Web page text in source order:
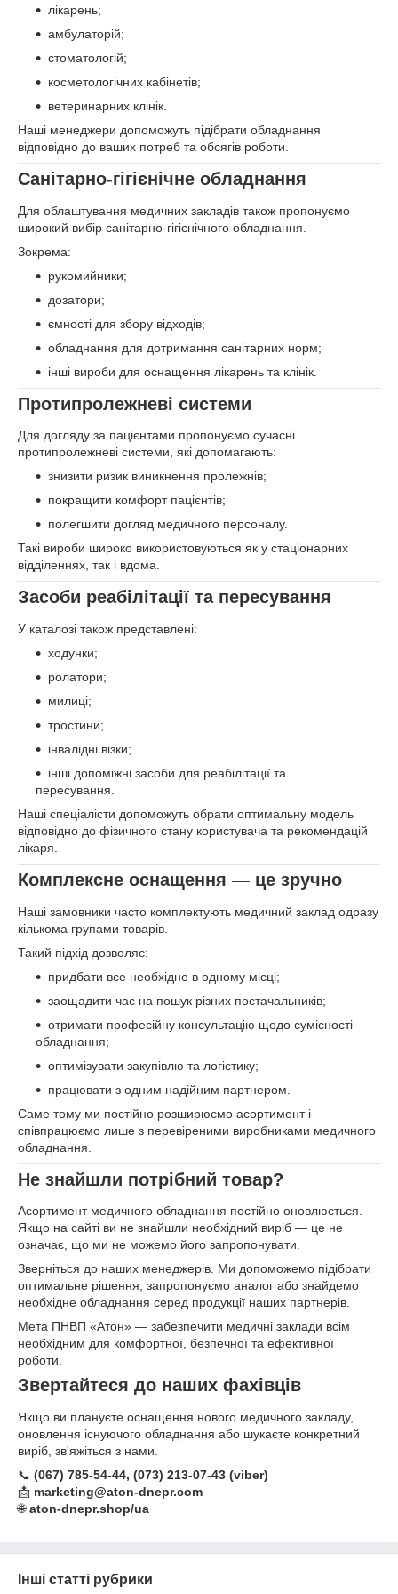
лікарень;
амбулаторій;
стоматологій;
косметологічних кабінетів;
ветеринарних клінік.
Наші менеджери допоможуть підібрати обладнання
відповідно до ваших потреб та обсягів роботи.
Санітарно-гігієнічне обладнання
Для облаштування медичних закладів також пропонуємо
широкий вибір санітарно-гігієнічного обладнання.
Зокрема:
рукомийники;
дозатори;
ємності для збору відходів;
обладнання для дотримання санітарних норм;
інші вироби для оснащення лікарень та клінік.
Протипролежневі системи
Для догляду за пацієнтами пропонуємо сучасні
протипролежневі системи, які допомагають:
знизити ризик виникнення пролежнів;
покращити комфорт пацієнтів;
полегшити догляд медичного персоналу.
Такі вироби широко використовуються як у стаціонарних
відділеннях, так і вдома.
Засоби реабілітації та пересування
У каталозі також представлені:
ходунки;
ролатори;
милиці;
тростини;
інвалідні візки;
інші допоміжні засоби для реабілітації та
пересування.
Наші спеціалісти допоможуть обрати оптимальну модель
відповідно до фізичного стану користувача та рекомендацій
лікаря.
Комплексне оснащення — це зручно
Наші замовники часто комплектують медичний заклад одразу
кількома групами товарів.
Такий підхід дозволяє:
придбати все необхідне в одному місці;
заощадити час на пошук різних постачальників;
отримати професійну консультацію щодо сумісності
обладнання;
оптимізувати закупівлю та логістику;
працювати з одним надійним партнером.
Саме тому ми постійно розширюємо асортимент і
співпрацюємо лише з перевіреними виробниками медичного
обладнання.
Не знайшли потрібний товар?
Асортимент медичного обладнання постійно оновлюється.
Якщо на сайті ви не знайшли необхідний виріб — це не
означає, що ми не можемо його запропонувати.
Зверніться до наших менеджерів. Ми допоможемо підібрати
оптимальне рішення, запропонуємо аналог або знайдемо
необхідне обладнання серед продукції наших партнерів.
Мета ПНВП «Атон» — забезпечити медичні заклади всім
необхідним для комфортної, безпечної та ефективної
роботи.
Звертайтеся до наших фахівців
Якщо ви плануєте оснащення нового медичного закладу,
оновлення існуючого обладнання або шукаєте конкретний
виріб, зв'яжіться з нами.
📞 (067) 785-54-44, (073) 213-07-43 (viber)
📩 marketing@aton-dnepr.com
🌐aton-dnepr.shop/ua
Інші статті рубрики